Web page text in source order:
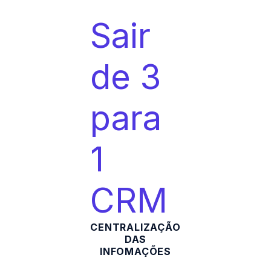
Sair
de 3
para
1
CRM
CENTRALIZAÇÃO
DAS
INFOMAÇÕES